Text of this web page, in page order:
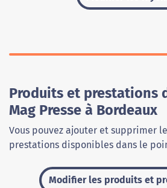
Produits et prestations
Mag Presse à Bordeaux
Vous pouvez ajouter et supprimer
prestations disponibles dans le
Modifier les produits et